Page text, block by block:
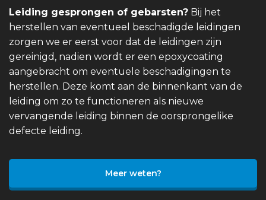
Leiding gesprongen of gebarsten? Bij het
herstellen van eventueel beschadigde leidingen
zorgen we er eerst voor dat de leidingen zijn
gereinigd, nadien wordt er een epoxycoating
aangebracht om eventuele beschadigingen te
herstellen. Deze komt aan de binnenkant van de
leiding om zo te functioneren als nieuwe
vervangende leiding binnen de oorsprongelike
defecte leiding.
Meer weten?